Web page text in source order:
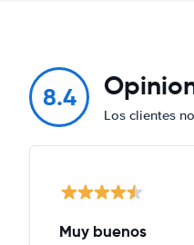
8.4
Los clientes
Muy buenos